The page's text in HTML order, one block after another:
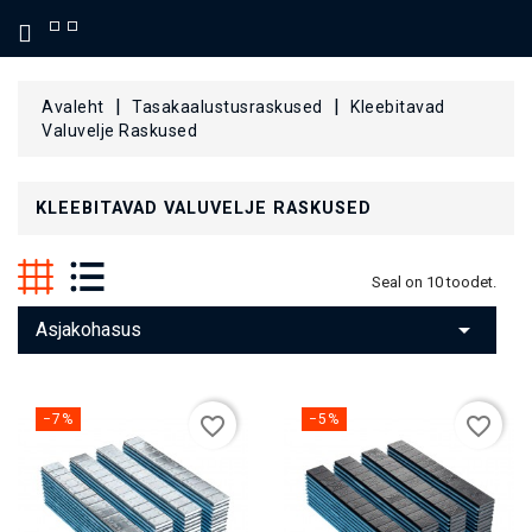
KATEGOORIA
Avaleht Tasakaalustusraskused
Kleebitavad
Valuvelje Raskused
KLEEBITAVAD VALUVELJE RASKUSED
Seal on 10 toodet.
Asjakohasus 
−7% favorite_border −5% favorite_border